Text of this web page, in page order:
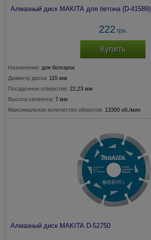
Алмазный диск MAKITA для бетона (D-41589)
222 грн.
Купить
Назначение: для болгарок
Диаметр диска: 115 мм
Посадочное отверстие: 22,23 мм
Высота сегмента: 7 мм
Максимальное количество оборотов: 13300 об./мин
Алмазный диск MAKITA D-52750